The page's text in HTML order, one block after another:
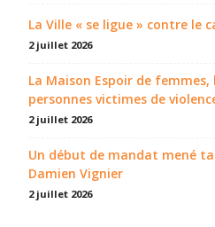
La Ville « se ligue » contre le
2 juillet 2026
La Maison Espoir de
personnes victimes de
2 juillet 2026
Un début de mandat mené
Damien Vignier
2 juillet 2026